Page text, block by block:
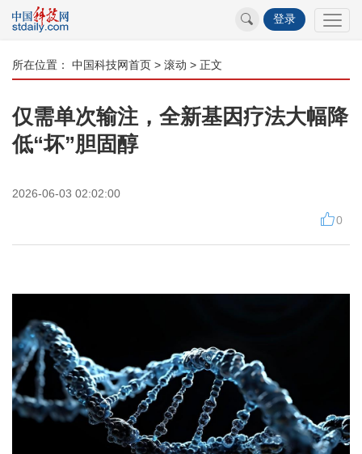
登录
所在位置： 中国科技网首页 > 滚动 > 正文
仅需单次输注，全新基因疗法大幅降
低“坏”胆固醇
2026-06-03 02:02:00
0